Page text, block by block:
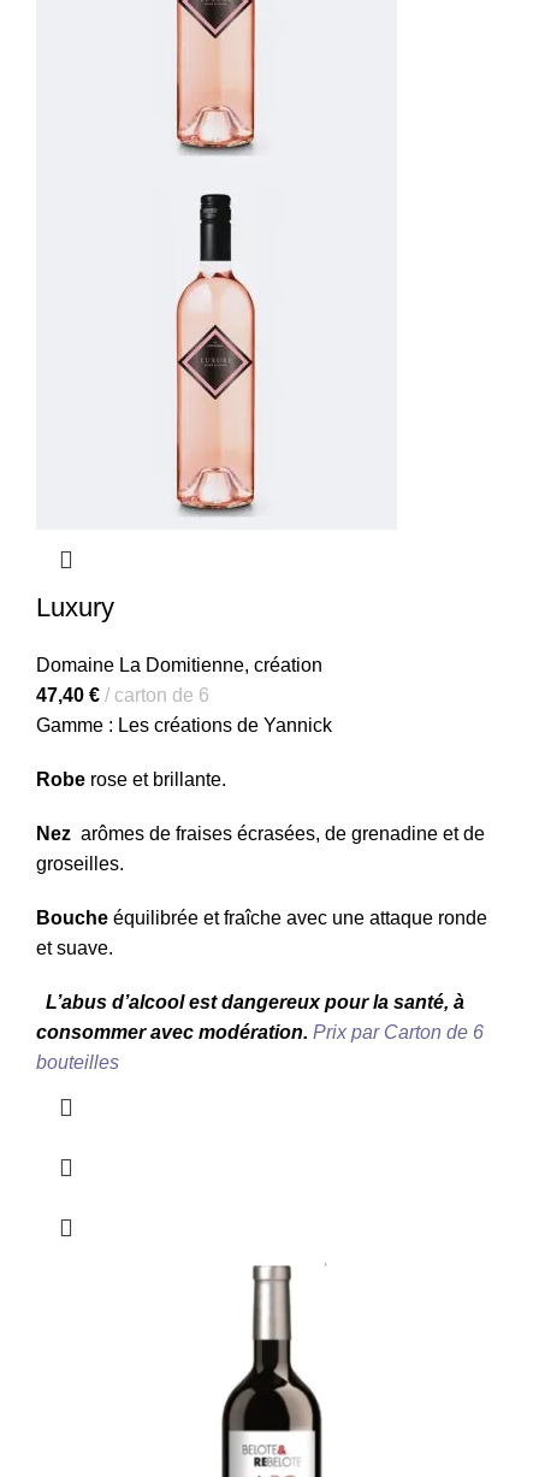
Luxury
Domaine La Domitienne, création
47,40 €
carton de 6
Gamme : Les créations de Yannick
Robe rose et brillante.
Nez arômes de fraises écrasées, de grenadine et de
groseilles.
Bouche équilibrée et fraîche avec une attaque ronde
et suave.
L’abus d’alcool est dangereux pour la santé, à
consommer avec modération. Prix par Carton de 6
bouteilles